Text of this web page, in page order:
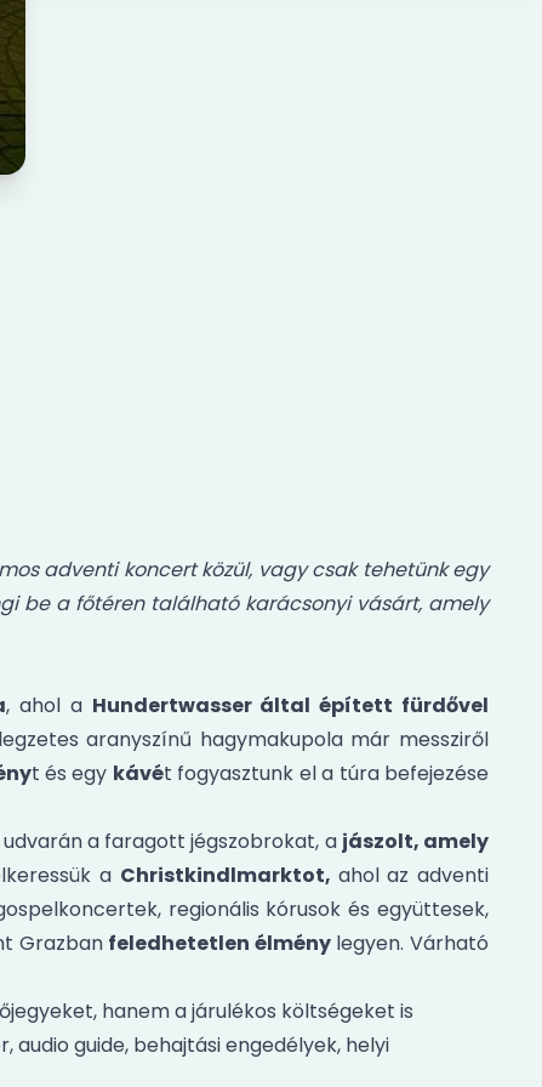
adventi koncert közül, vagy csak tehetünk egy
be a főtéren található karácsonyi vásárt, amely
, ahol a Hundertwasser által épített fürdővel
aranyszínű hagymakupola már messziről
t és egy kávét fogyasztunk el a túra befejezése
udvarán a faragott jégszobrokat, a jászolt, amely
a Christkindlmarktot, ahol az adventi
regionális kórusok és együttesek,
Grazban feledhetetlen élménylegyen. Várható
hanem a járulékos költségeket is
guide, behajtási engedélyek, helyi